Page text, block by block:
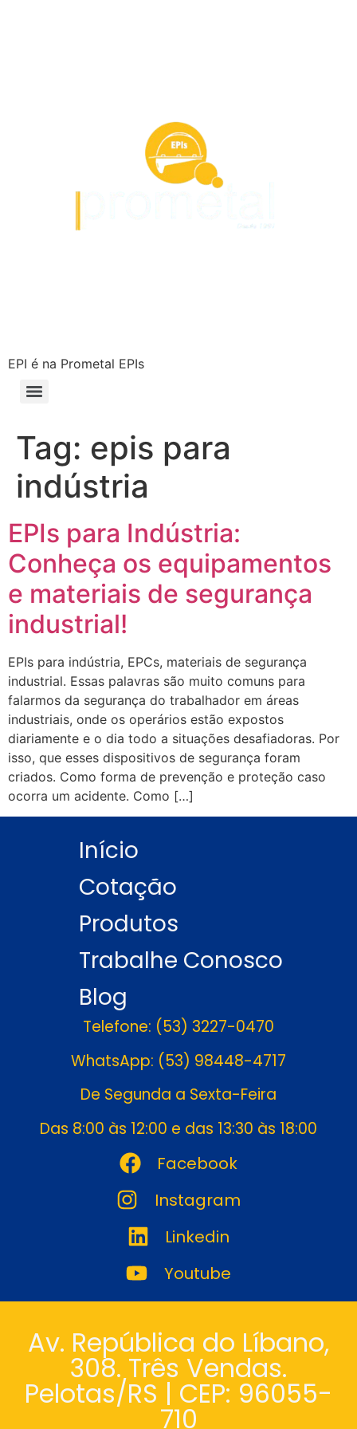
EPI é na Prometal EPIs
Tag: epis para
indústria
EPIs para Indústria:
Conheça os equipamentos
e materiais de segurança
industrial!
EPIs para indústria, EPCs, materiais de segurança
industrial. Essas palavras são muito comuns para
falarmos da segurança do trabalhador em áreas
industriais, onde os operários estão expostos
diariamente e o dia todo a situações desafiadoras. Por
isso, que esses dispositivos de segurança foram
criados. Como forma de prevenção e proteção caso
ocorra um acidente. Como […]
Início
Cotação
Produtos
Trabalhe Conosco
Blog
Telefone: (53) 3227-0470
WhatsApp: (53) 98448-4717
De Segunda a Sexta-Feira
Das 8:00 às 12:00 e das 13:30 às 18:00
Facebook
Instagram
Linkedin
Youtube
Av. República do Líbano,
308. Três Vendas.
Pelotas/RS | CEP: 96055-
710